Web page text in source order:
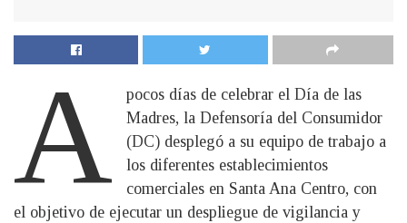
A
pocos días de celebrar el Día de las
Madres, la Defensoría del Consumidor
(DC) desplegó a su equipo de trabajo a
los diferentes establecimientos
comerciales en Santa Ana Centro, con
el objetivo de ejecutar un despliegue de vigilancia y